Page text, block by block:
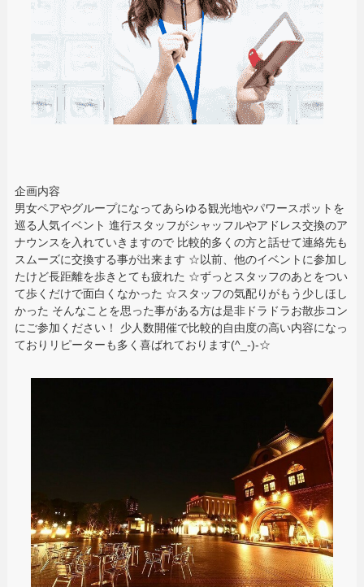
企画内容
男女ペアやグループになってあらゆる観光地やパワースポットを
巡る人気イベント 進行スタッフがシャッフルやアドレス交換のア
ナウンスを入れていきますので 比較的多くの方と話せて連絡先も
スムーズに交換する事が出来ます ☆以前、他のイベントに参加し
たけど長距離を歩きとても疲れた ☆ずっとスタッフのあとをつい
て歩くだけで面白くなかった ☆スタッフの気配りがもう少しほし
かった そんなことを思った事がある方は是非ドラドラお散歩コン
にご参加ください！ 少人数開催で比較的自由度の高い内容になっ
ておりリピーターも多く喜ばれております(^_-)-☆